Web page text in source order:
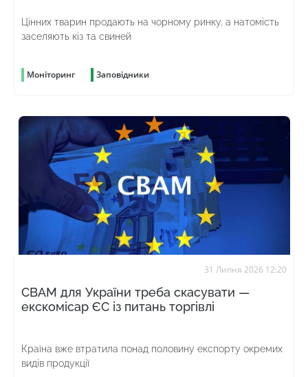
Цінних тварин продають на чорному ринку, а натомість
заселяють кіз та свиней
Моніторинг Заповідники
31 Липня 2026 12:20
CBAM для України треба скасувати —
екскомісар ЄС із питань торгівлі
Країна вже втратила понад половину експорту окремих
видів продукції